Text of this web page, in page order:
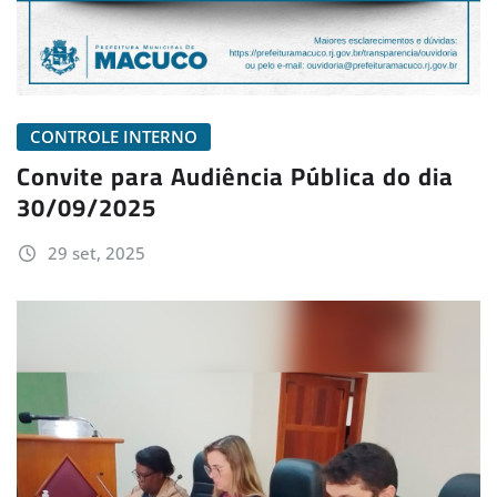
CONTROLE INTERNO
Convite para Audiência Pública do dia
30/09/2025
29 set, 2025